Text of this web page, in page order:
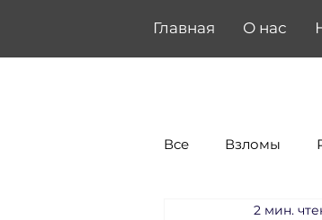
Главная О нас
Все Взломы
2 мин.